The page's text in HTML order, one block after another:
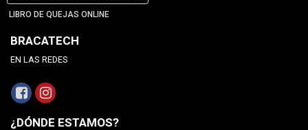
LIBRO DE QUEJAS ONLINE
BRACATECH
EN LAS REDES
¿DÓNDE ESTAMOS?